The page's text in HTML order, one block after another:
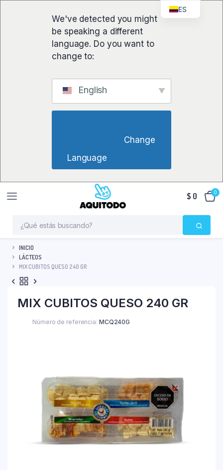
We've detected you might
be speaking a different
language. Do you want to
change to:
English
Language
$ 0 0
INICIO
LÁCTEOS
MIX CUBITOS QUESO 240 GR
MIX CUBITOS QUESO 240 GR
Número de referencia: MCQ240G
ES